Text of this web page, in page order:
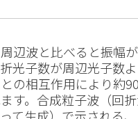
辺波と比べると振幅
光子数が周辺光子数
の相互作用により約
す。合成粒子波（回